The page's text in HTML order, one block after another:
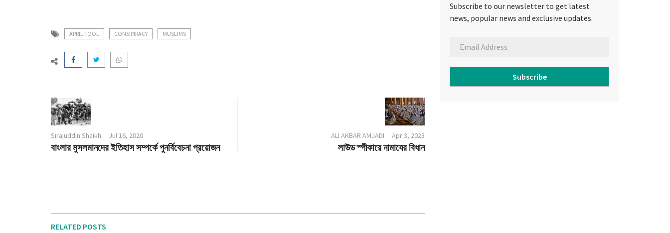
APRIL FOOL CONSIPIRACY MUSLIMS
Sirajuddin Shaikh Jul 16, 2020
বাংলার মুসলমানদের ইতিহাস সম্পর্কে পুনর্বিবেচনা প্রয়োজন
ALI AKBAR AMJADI Apr 3, 2023
লাউড স্পীকারে নামাযের বিধান
RELATED POSTS
Subscribe to our newsletter to get latest
news, popular news and exclusive updates.
Subscribe